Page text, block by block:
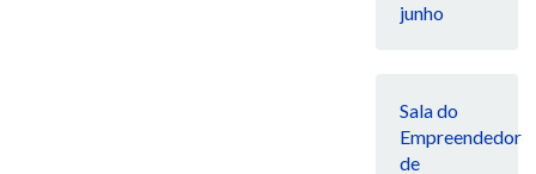
junho
Sala do
Empreendedor
de